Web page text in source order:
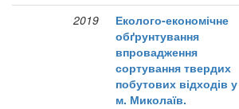
2019
Еколого-економічне
обґрунтування
впровадження
сортування твердих
побутових відходів у
м. Миколаїв.